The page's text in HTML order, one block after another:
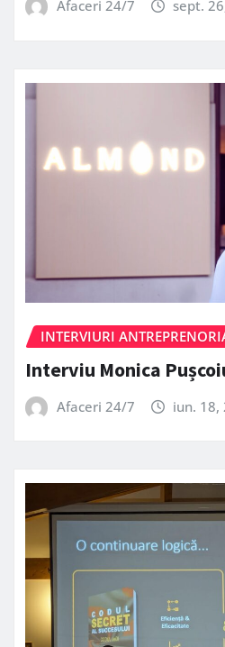
Afaceri 24/7 sept.
INTERVIURI
Interviu Monica
Afaceri 24/7 iun. 18,